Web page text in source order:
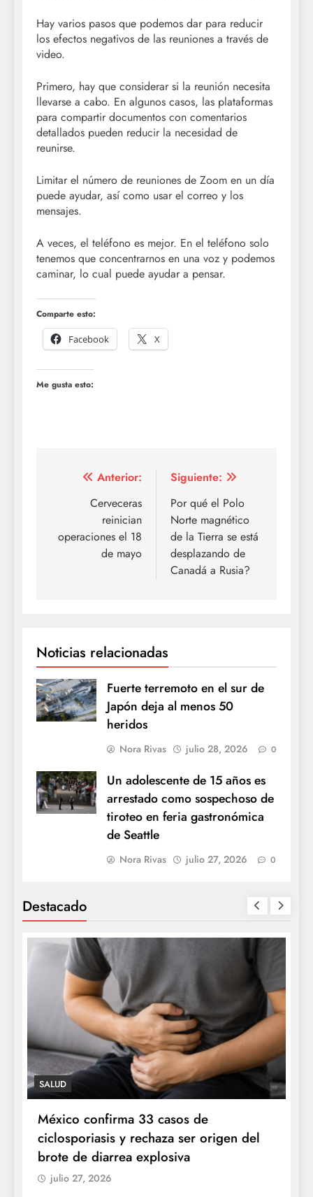
Hay varios pasos que podemos dar para reducir
los efectos negativos de las reuniones a través de
video.
Primero, hay que considerar si la reunión necesita
llevarse a cabo. En algunos casos, las plataformas
para compartir documentos con comentarios
detallados pueden reducir la necesidad de
reunirse.
Limitar el número de reuniones de Zoom en un día
puede ayudar, así como usar el correo y los
mensajes.
A veces, el teléfono es mejor. En el teléfono solo
tenemos que concentrarnos en una voz y podemos
caminar, lo cual puede ayudar a pensar.
Comparte esto:
Facebook
X
Me gusta esto:
Navegación
entradas
Anterior:
Cerveceras
reinician
operaciones el 18
de mayo
Siguiente:
Por qué el Polo
Norte magnético
de la Tierra se está
desplazando de
Canadá a Rusia?
Noticias relacionadas
Fuerte terremoto en el sur de
Japón deja al menos 50
heridos
Nora Rivas julio 28, 2026 0
Un adolescente de 15 años es
arrestado como sospechoso de
tiroteo en feria gastronómica
de Seattle
Nora Rivas julio 27, 2026 0
Destacado
SALUD
México confirma 33 casos de
ciclosporiasis y rechaza ser origen del
brote de diarrea explosiva
julio 27, 2026